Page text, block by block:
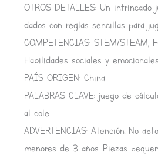
OTROS DETALLES: Un intrincado
dados con reglas sencillas para
COMPETENCIAS: STEM/STEAM,
Habilidades sociales y emocionales
PAÍS ORIGEN: China
PALABRAS CLAVE: juego de
al cole
ADVERTENCIAS: Atención. No
menores de 3 años. Piezas